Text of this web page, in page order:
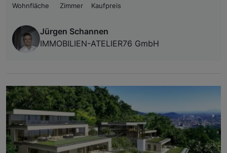
Wohnfläche
Zimmer Kaufpreis
Jürgen Schannen
IMMOBILIEN-ATELIER76 GmbH